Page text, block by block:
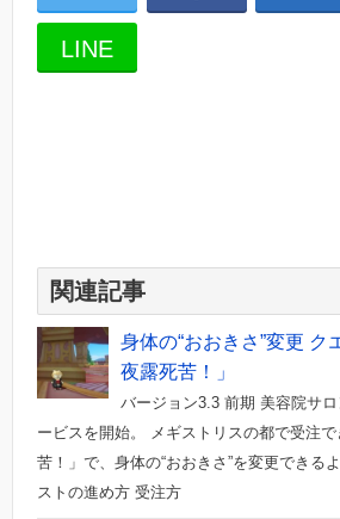
LINE
関連記事
身体の“おおきさ”変更 ク
夜露死苦！」
バージョン3.3 前期 美容院サ
ービスを開始。 メギストリスの都で受注
苦！」で、身体の“おおきさ”を変更できる
ストの進め方 受注方